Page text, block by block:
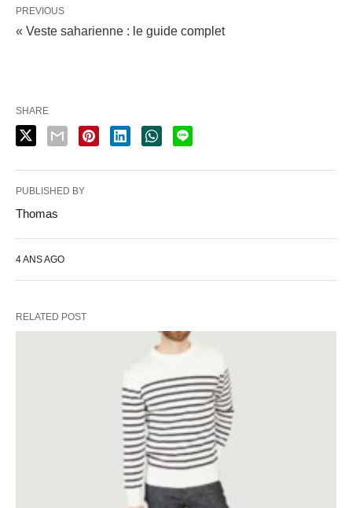
PREVIOUS
« Veste saharienne : le guide complet
SHARE
PUBLISHED BY
Thomas
4 ANS AGO
RELATED POST